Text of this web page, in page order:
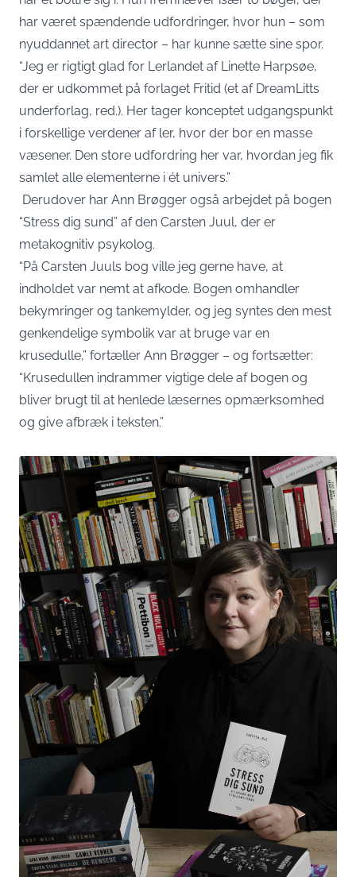
har været spændende udfordringer, hvor hun – som
nyuddannet art director – har kunne sætte sine spor.
“Jeg er rigtigt glad for Lerlandet af Linette Harpsøe,
der er udkommet på forlaget Fritid (et af DreamLitts
underforlag, red.). Her tager konceptet udgangspunkt
i forskellige verdener af ler, hvor der bor en masse
væsener. Den store udfordring her var, hvordan jeg fik
samlet alle elementerne i ét univers.”
Derudover har Ann Brøgger også arbejdet på bogen
“Stress dig sund” af den Carsten Juul, der er
metakognitiv psykolog.
“På Carsten Juuls bog ville jeg gerne have, at
indholdet var nemt at afkode. Bogen omhandler
bekymringer og tankemylder, og jeg syntes den mest
genkendelige symbolik var at bruge var en
krusedulle,” fortæller Ann Brøgger – og fortsætter:
“Krusedullen indrammer vigtige dele af bogen og
bliver brugt til at henlede læsernes opmærksomhed
og give afbræk i teksten.”